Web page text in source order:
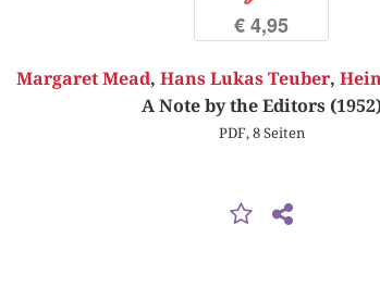
€ 4,95
Margaret Mead, Hans Lukas Teuber,
A Note by the Editors
PDF, 8 Seiten